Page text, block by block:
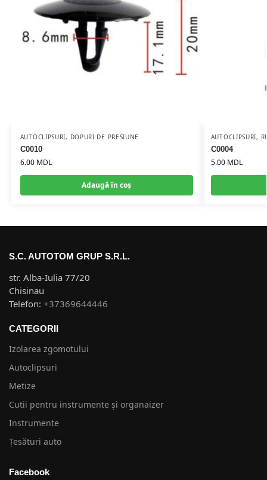
AUTOCLIPSURI, DOPURI DE PRESIUNE
C0010
6.00 MDL
Adaugă în coș
AUTOCLIPSURI,
C0004
5.00 MDL
S.C. AUTOTOM GRUP S.R.L.
str. Alba-Iulia 77/20
Chisinau
Telefon: +37369644446
CATEGORII
Izolarea zgomotului
Autoclipsuri
Metize
Cutii pentru instrumente și organaizer
Instrumente
Țesături auto
Facebook